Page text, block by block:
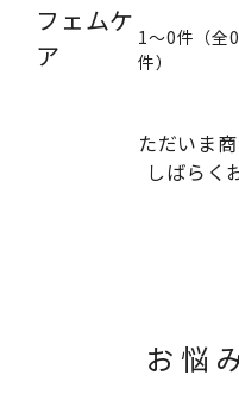
フェムケ
ア
1〜0件（全0
件）
ただいま
しばらく
お悩